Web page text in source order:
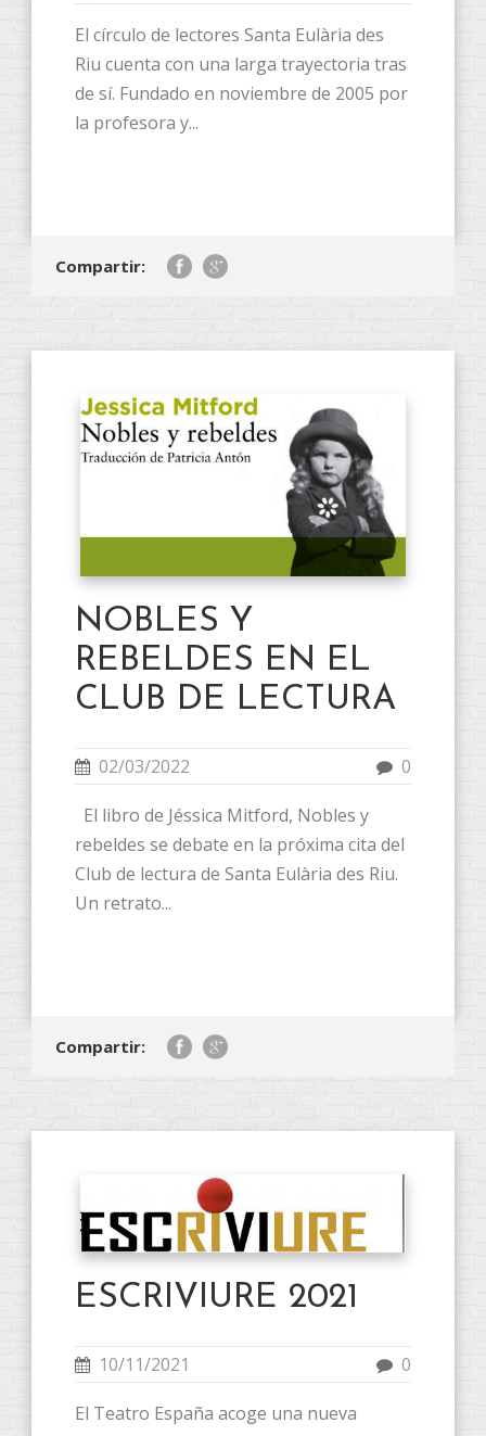
El círculo de lectores Santa Eulària des
Riu cuenta con una larga trayectoria tras
de sí. Fundado en noviembre de 2005 por
la profesora y...
Compartir:
NOBLES Y
REBELDES EN EL
CLUB DE LECTURA
02/03/2022 0
El libro de Jéssica Mitford, Nobles y
rebeldes se debate en la próxima cita del
Club de lectura de Santa Eulària des Riu.
Un retrato...
Compartir:
ESCRIVIURE 2021
10/11/2021 0
El Teatro España acoge una nueva